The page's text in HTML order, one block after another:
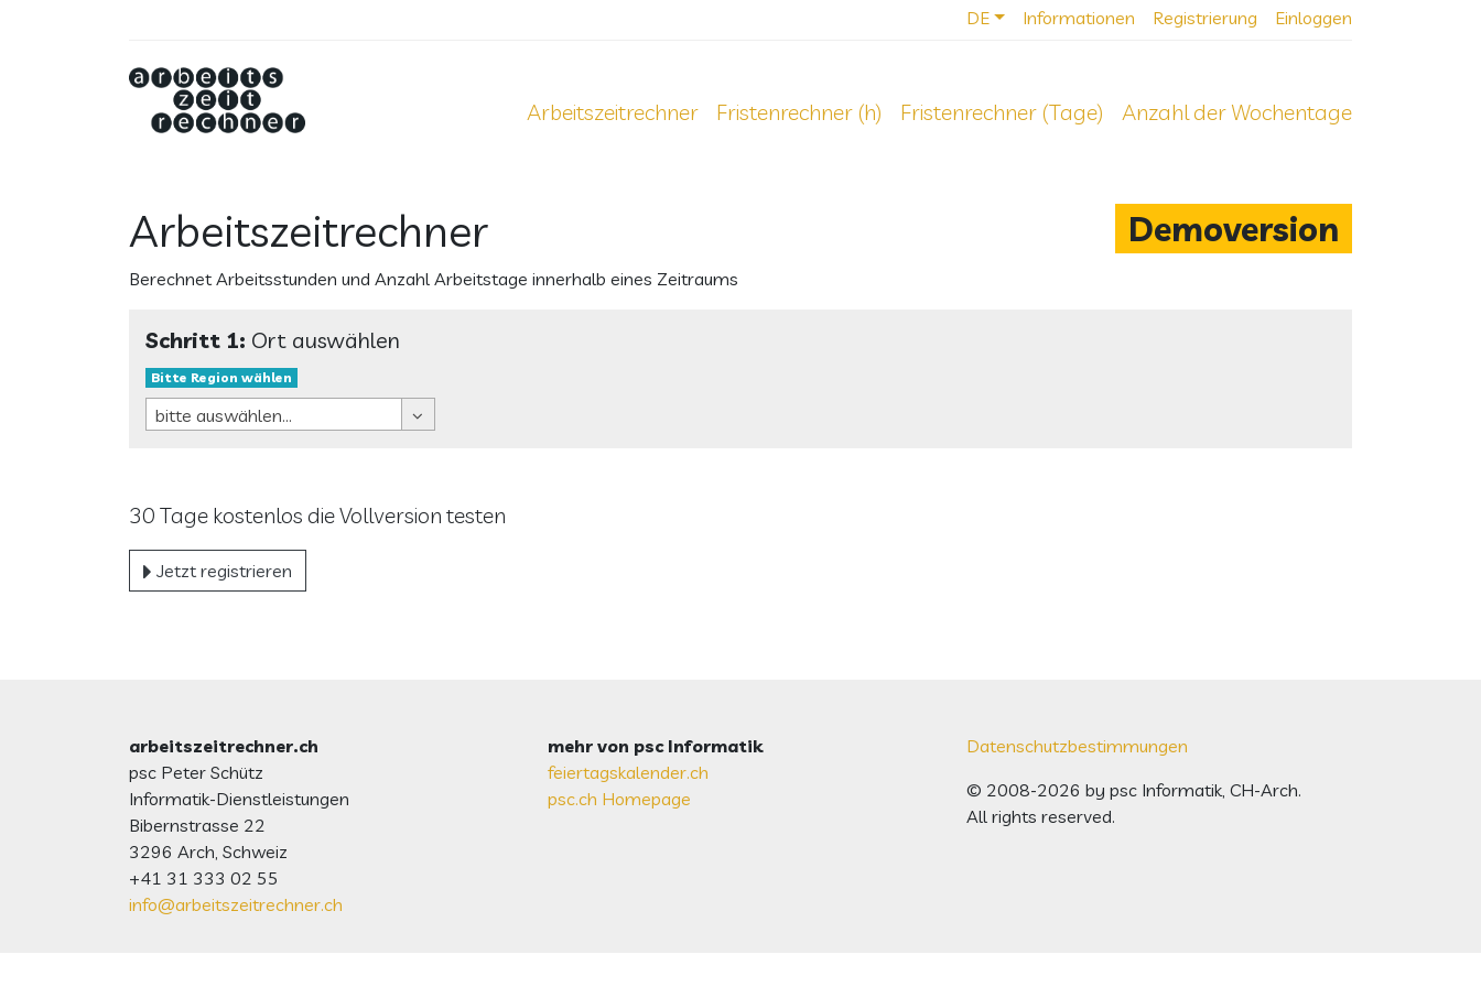
DE Informationen Registrierung Einloggen
Arbeitszeitrechner Fristenrechner (h) Fristenrechner (Tage) Anzahl der Wochentage
Arbeitszeitrechner Demoversion
Berechnet Arbeitsstunden und Anzahl Arbeitstage innerhalb eines Zeitraums
Schritt 1: Ort auswählen
Bitte Region wählen
bitte auswählen...
Bitte
Region
30 Tage kostenlos die Vollversion testen
Jetzt registrieren
arbeitszeitrechner.ch
psc Peter Schütz
Informatik-Dienstleistungen
Bibernstrasse 22
3296 Arch, Schweiz
+41 31 333 02 55
info@arbeitszeitrechner.ch
mehr von psc Informatik
feiertagskalender.ch
psc.ch Homepage
Datenschutzbestimmungen
© 2008-2026 by psc Informatik, CH-Arch.
All rights reserved.